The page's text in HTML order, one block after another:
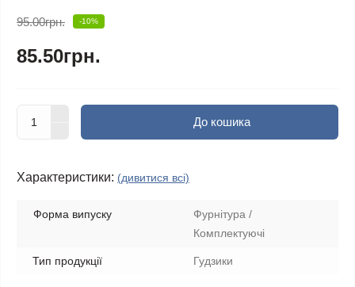
95.00грн. -10%
85.50грн.
До кошика
Характеристики: (дивитися всі)
Форма випуску
Фурнітура /
Комплектуючі
Тип продукції Гудзики